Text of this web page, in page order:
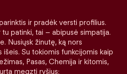
ir pradėk versti profilius.
patinki, tai – abipusė simpatija.
Nusiųsk žinutę, ką nors
išeis. Su tokiomis funkcijomis kaip
Pasas, Chemija ir kitomis,
megzti ryšius: